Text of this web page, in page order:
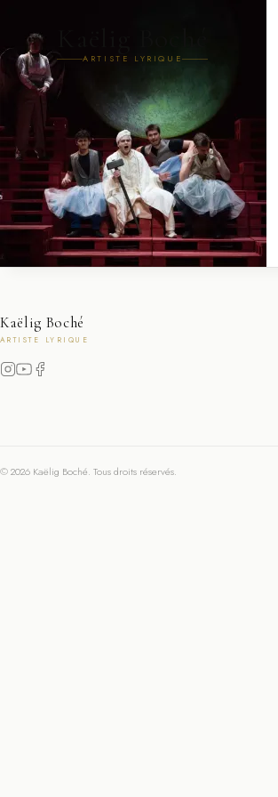
ARTISTE LYRIQUE
Kaëlig Boché
ARTISTE LYRIQUE
© 2026 Kaëlig Boché. Tous droits réservés.